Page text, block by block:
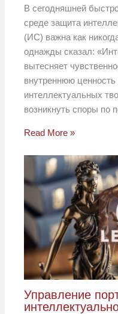
В сегодняшней
среде защита
(ИС) важна как
однажды сказал:
вытесняет
внутреннюю
интеллектуальных
возникнуть споры по
Read More »
Управление